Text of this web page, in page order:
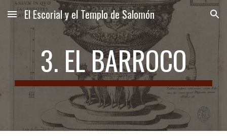
Skip to main content Skip to navigation
El Escorial y el Templo de Salomón
3. EL BARROCO